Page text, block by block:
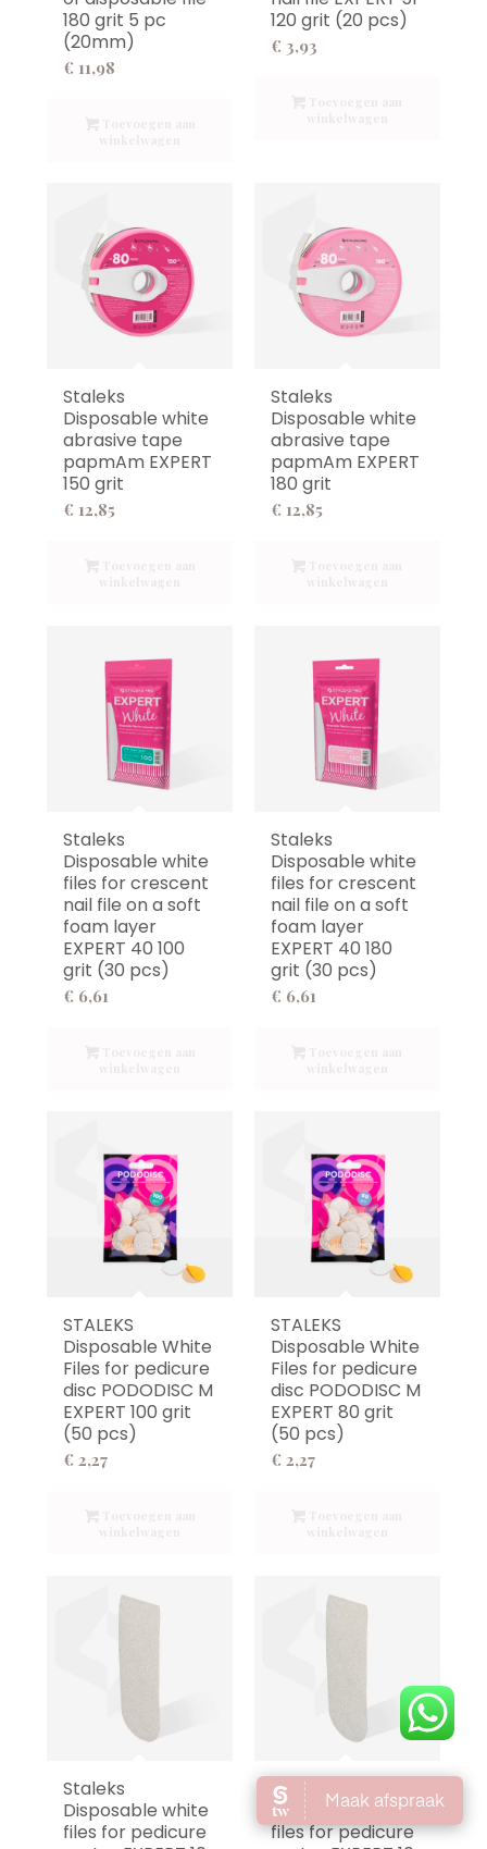
180 grit 5 pc
(20mm)
€ 11,98
120 grit (20 pcs)
€ 3,93
Staleks
Disposable white
abrasive tape
papmAm EXPERT
150 grit
€ 12,85
Staleks
Disposable white
abrasive tape
papmAm EXPERT
180 grit
€ 12,85
Staleks
Disposable white
files for crescent
nail file on a soft
foam layer
EXPERT 40 100
grit (30 pcs)
€ 6,61
Staleks
Disposable white
files for crescent
nail file on a soft
foam layer
EXPERT 40 180
grit (30 pcs)
€ 6,61
STALEKS
Disposable White
Files for pedicure
disc PODODISC M
EXPERT 100 grit
(50 pcs)
€ 2,27
STALEKS
Disposable White
Files for pedicure
disc PODODISC M
EXPERT 80 grit
(50 pcs)
€ 2,27
Staleks
Disposable white
files for pedicure
Staleks
Disposable white
files for pedicure